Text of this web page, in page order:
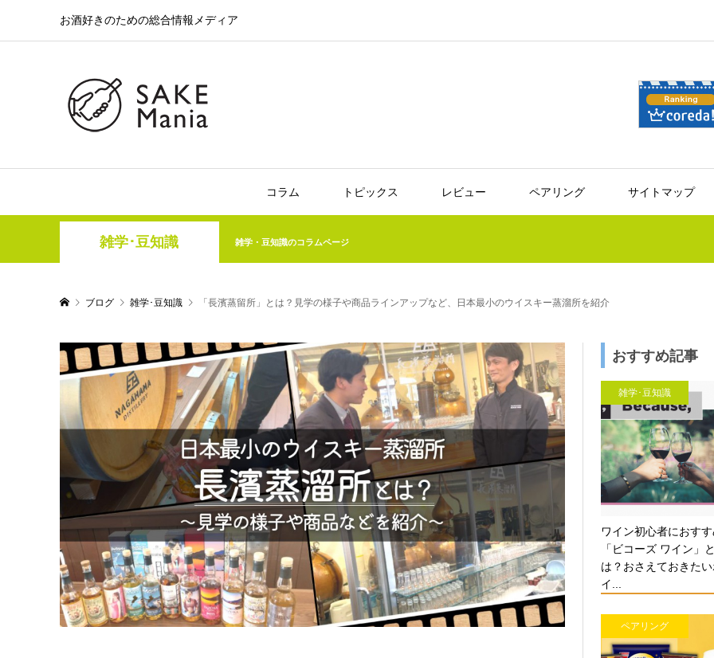
お酒好きのための総合情報メディア
コラム トピックス レビュー ペアリング サイトマップ
雑学･豆知識 雑学・豆知識のコラムページ
ブログ 雑学･豆知識 「長濱蒸留所」とは？見学の様子や商品ラインアップなど、日本最小のウイスキー蒸溜所を紹介
おすすめ記事
雑学･豆知識
ワイン初心者におす
「ビコーズ ワイン」
は？おさえておきた
イ...
ペアリング